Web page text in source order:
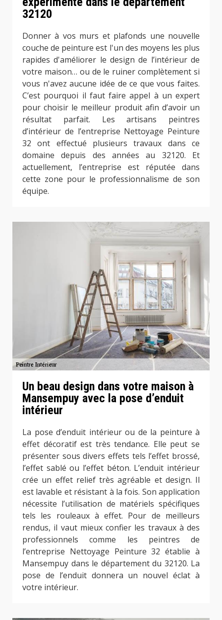
32120
Donner à vos murs et plafonds une nouvelle
couche de peinture est l'un des moyens les plus
rapides d'améliorer le design de l’intérieur de
votre maison… ou de le ruiner complètement si
vous n'avez aucune idée de ce que vous faites.
C’est pourquoi il faut faire appel à un expert
pour choisir le meilleur produit afin d’avoir un
résultat parfait. Les artisans peintres
d’intérieur de l’entreprise Nettoyage Peinture
32 ont effectué plusieurs travaux dans ce
domaine depuis des années au 32120. Et
actuellement, l’entreprise est réputée dans
cette zone pour le professionnalisme de son
équipe.
Un beau design dans votre maison à
Mansempuy avec la pose d’enduit
intérieur
La pose d’enduit intérieur ou de la peinture à
effet décoratif est très tendance. Elle peut se
présenter sous divers effets tels l’effet brossé,
l’effet sablé ou l’effet béton. L’enduit intérieur
crée un effet relief très agréable et design. Il
est lavable et résistant à la fois. Son application
nécessite l’utilisation de matériels spécifiques
tels les rouleaux à effet. Pour de meilleurs
rendus, il vaut mieux confier les travaux à des
professionnels comme les peintres de
l’entreprise Nettoyage Peinture 32 établie à
Mansempuy dans le département du 32120. La
pose de l’enduit donnera un nouvel éclat à
votre intérieur.